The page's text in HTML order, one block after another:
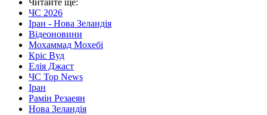
Читайте ще:
ЧС 2026
Іран - Нова Зеландія
Відеоновини
Мохаммад Мохебі
Кріс Вуд
Елія Джаст
ЧС Top News
Іран
Рамін Резаеян
Нова Зеландія